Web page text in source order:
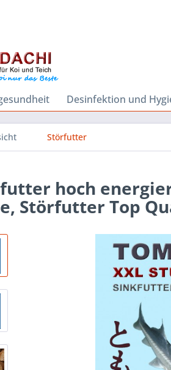
Desinfektion und
Störfutter
hoch
Störfutter Top